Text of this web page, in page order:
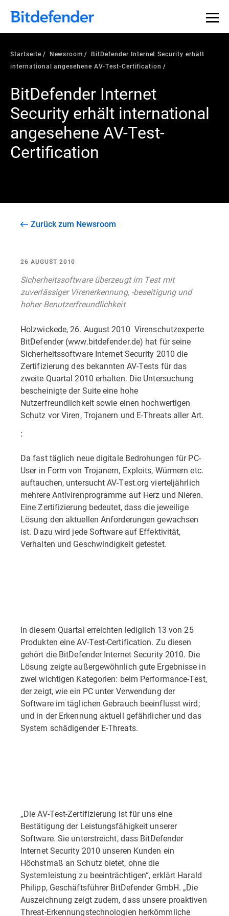
Startseite Newsroom
BitDefender Internet Security erhält
international angesehene AV-Test-Certification
BitDefender Internet
Security erhält international
angesehene AV-Test-
Certification
Zurück zum Newsroom
26 AUGUST 2010
Sicherheitssoftware überzeugt im Test mit
zuverlässiger Virenerkennung, -beseitigung und
hoher Benutzerfreundlichkeit
Holzwickede, 26. August 2010  Virenschutzexperte
BitDefender (www.bitdefender.de) hat für seine
Sicherheitssoftware Internet Security 2010 die
Zertifizierung des bekannten AV-Tests für das
zweite Quartal 2010 erhalten. Die Untersuchung
bescheinigte der Suite eine hohe
Nutzerfreundlichkeit sowie einen hochwertigen
Schutz vor Viren, Trojanern und E-Threats aller Art.
:
Da fast täglich neue digitale Bedrohungen für PC-
User in Form von Trojanern, Exploits, Würmern etc.
auftauchen, untersucht AV-Test.org vierteljährlich
mehrere Antivirenprogramme auf Herz und Nieren.
Eine Zertifizierung bedeutet, dass die jeweilige
Lösung den aktuellen Anforderungen gewachsen
ist. Dazu wird jede Software auf Effektivität,
Verhalten und Geschwindigkeit getestet.
In diesem Quartal erreichten lediglich 13 von 25
Produkten eine AV-Test-Certification. Zu diesen
gehört die BitDefender Internet Security 2010. Die
Lösung zeigte außergewöhnlich gute Ergebnisse in
zwei wichtigen Kategorien: beim Performance-Test,
der zeigt, wie ein PC unter Verwendung der
Software im täglichen Gebrauch beeinflusst wird;
und in der Erkennung aktuell gefährlicher und das
System schädigender E-Threats.
„Die AV-Test-Zertifizierung ist für uns eine
Bestätigung der Leistungsfähigkeit unserer
Software. Sie unterstreicht, dass BitDefender
Internet Security 2010 unseren Kunden ein
Höchstmaß an Schutz bietet, ohne die
Systemleistung zu beeinträchtigen“, erklärt Harald
Philipp, Geschäftsführer BitDefender GmbH. „Die
Auszeichnung zeigt zudem, dass unsere proaktiven
Threat-Erkennungstechnologien herkömmliche